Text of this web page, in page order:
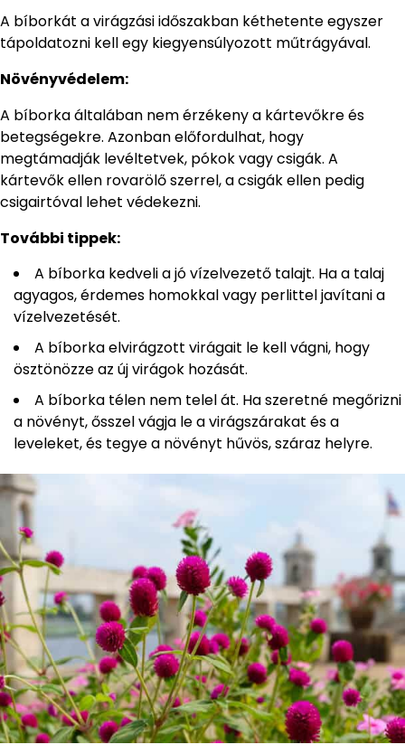
A bíborkát a virágzási időszakban kéthetente egyszer
tápoldatozni kell egy kiegyensúlyozott műtrágyával.
Növényvédelem:
A bíborka általában nem érzékeny a kártevőkre és
betegségekre. Azonban előfordulhat, hogy
megtámadják levéltetvek, pókok vagy csigák. A
kártevők ellen rovarölő szerrel, a csigák ellen pedig
csigairtóval lehet védekezni.
További tippek:
A bíborka kedveli a jó vízelvezető talajt. Ha a talaj
agyagos, érdemes homokkal vagy perlittel javítani a
vízelvezetését.
A bíborka elvirágzott virágait le kell vágni, hogy
ösztönözze az új virágok hozását.
A bíborka télen nem telel át. Ha szeretné megőrizni
a növényt, ősszel vágja le a virágszárakat és a
leveleket, és tegye a növényt hűvös, száraz helyre.